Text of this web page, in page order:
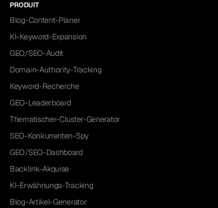
PRODUIT
Blog-Content-Planer
KI-Keyword-Expansion
GEO/SEO-Audit
Domain-Authority-Tracking
Keyword-Recherche
GEO-Leaderboard
Thematischer-Cluster-Generator
SEO-Konkurrenten-Spy
GEO/SEO-Dashboard
Backlink-Akquise
KI-Erwähnungs-Tracking
Blog-Artikel-Generator